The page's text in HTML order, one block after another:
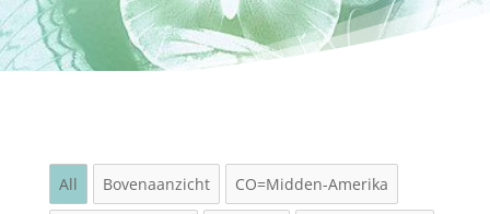
All Bovenaanzicht CO=Midden-Amerika